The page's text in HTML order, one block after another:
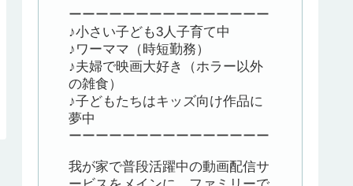
ーーーーーーーーーーーーーーー
♪小さい子ども3人子育て中
♪ワーママ（時短勤務）
♪夫婦で映画大好き（ホラー以外
の雑食）
♪子どもたちはキッズ向け作品に
夢中
ーーーーーーーーーーーーーーー
我が家で普段活躍中の動画配信サ